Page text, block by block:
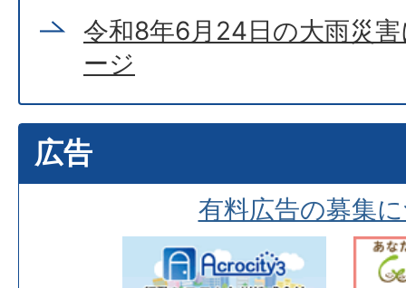
令和8年6月24日の大雨災
ージ
広告
有料広告の募集